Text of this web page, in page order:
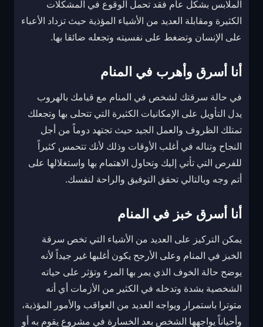
الملابس بشكل عام فقد تحمل الوقوع في المشكلات
الكثيرة ومقابلة العديد من الأشياء المؤذية حيث تزداد الأعباء
على الإنسان وتضغط على نفسيته وتجعله ضائقا بها.
أنا أسرق وأهرب في المنام
في حالة سرقتك لشخص في المنام مع قيامك بالهروب
يدل التأويل على الإمكانيات الكثيرة التي تتحلى بها وتجعلك
تمتلك الظروف والعمل الجيد حيث تجتهد دوماً من أجل
النجاح وتناله في أغلب الأوقات وذلك لأنك تتحمس كثيراً
للفرص التي تأتي إليك وتحاول الاهتمام بها واستغلالها على
أتم وجه وبالتالي تحقق التوفيق والراحة لنفسك.
أنا أسرق خبز في المنام
يمكن التركيز على العديد من الأشياء التي تخص سرقة
الخبز في المنام وعلى الأرجح يكون أغلبها غير جيداً لأنه
يوضح حالة الخوف الذي يمر بها المرء وتؤثر على حياته
الشخصية بشدة وتدخله في الكثير من الأزمات أي أنه
متوترا باستمرار ويواجه العديد من العواقب والأمور المؤذية،
وأحياناً يواجهها الشخص بعد الخسارة في مشروع يقوم به أو